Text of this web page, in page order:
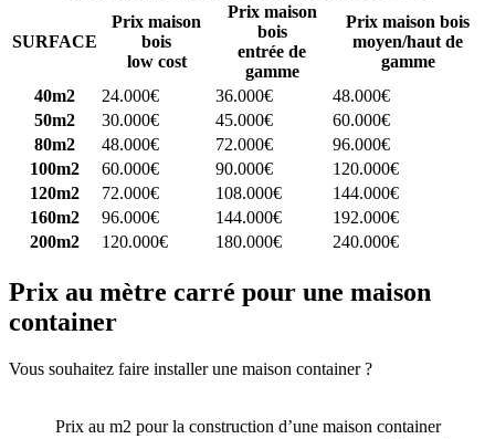
SURFACE
Prix maison
bois
low cost
Prix maison
bois
entrée de
gamme
Prix maison bois
moyen/haut de
gamme
40m2
24.000€ 36.000€
48.000€
50m2
30.000€ 45.000€
60.000€
80m2
48.000€ 72.000€
96.000€
100m2
60.000€ 90.000€
120.000€
120m2
72.000€ 108.000€
144.000€
160m2
96.000€ 144.000€
192.000€
200m2
120.000€ 180.000€ 240.000€
Prix au mètre carré pour une maison
container
Vous souhaitez faire installer une maison container ?
Prix au m2 pour la construction d’une maison container